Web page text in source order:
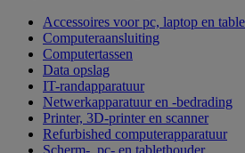
Accessoires voor pc, laptop en
Computeraansluiting
Computertassen
Data opslag
IT-randapparatuur
Netwerkapparatuur en -bedrading
Printer, 3D-printer en scanner
Refurbished computerapparatuur
Scherm-, pc- en tablethouder